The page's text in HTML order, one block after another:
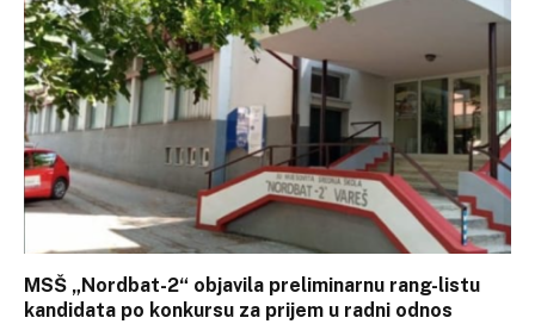
MSŠ „Nordbat-2“ objavila preliminarnu rang-listu
kandidata po konkursu za prijem u radni odnos